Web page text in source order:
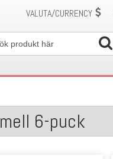
VALUTA/CURRENCY
6-puck